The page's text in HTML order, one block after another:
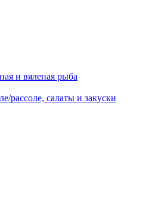
и вяленая рыба
рассоле, салаты и закуски